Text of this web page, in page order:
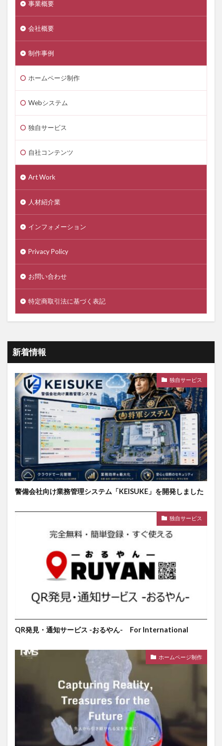
事業概要
会社概要
制作事例
ホームページ制作
Webシステム
独自サービス
自社コンテンツ
Art Work
人材紹介業
インフォメーション
Privacy Policy
お問い合わせ
特定商取引法に基づく表記
新着情報
独自サービス
警備会社向け業務管理システム「KEISUKE」を開発しました
独自サービス
QR発見・通知サービス -おるやん- For International
ホームページ制作